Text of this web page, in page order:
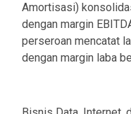
Amortisasi)
dengan margin
perseroan mencatat
dengan margin laba